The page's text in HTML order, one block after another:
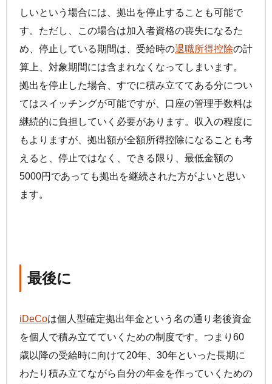
しいという場合には、拠出を停止することも可能で
す。ただし、この場合は加入者資格の喪失になるた
め、停止している期間は、受給時の退職所得控除の計
算上、対象期間には含まれなくなってしまいます。
拠出を停止した場合、すでに積み立ててある分につい
てはスイッチングが可能ですが、口座の管理手数料は
継続的に負担していく必要があります。収入の程度に
もよりますが、拠出額が全額所得控除になることも考
えると、停止ではなく、できる限り、最低金額の
5000円であっても拠出を継続された方がよいと思い
ます。
最後に
iDeCoは個人型確定拠出年金という名の通り老後資金
を個人で積み立てていくための制度です。つまり60
歳以降の受給時に向けて20年、30年といった長期に
わたり積み立てながら自分の年金を作っていくための